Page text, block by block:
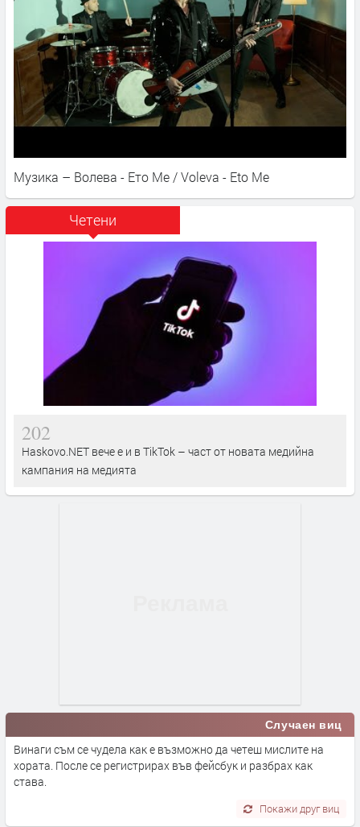
Музика – Волева - Ето Ме / Voleva - Eto Me
Четени
202
Haskovo.NET вече е и в TikTok – част от новата медийна
кампания на медията
Случаен виц
Винаги съм се чудела как е възможно да четеш мислите на
хората. После се регистрирах във фейсбук и разбрах как
става.
Покажи друг виц